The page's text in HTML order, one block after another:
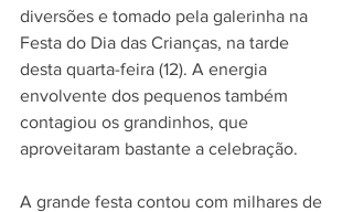
diversões e tomado pela galerinha na
Festa do Dia das Crianças, na tarde
desta quarta-feira (12). A energia
envolvente dos pequenos também
contagiou os grandinhos, que
aproveitaram bastante a celebração.
A grande festa contou com milhares de